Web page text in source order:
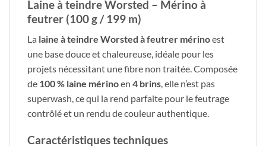
Laine à teindre Worsted – Mérino à
feutrer (100 g / 199 m)
La laine à teindre Worsted à feutrer mérinoest
une base douce et chaleureuse, idéale pour les
projets nécessitant une fibre non traitée. Composée
de 100 % laine mérinoen 4 brins, elle n’est pas
superwash, ce qui la rend parfaite pour le feutrage
contrôlé et un rendu de couleur authentique.
Caractéristiques techniques